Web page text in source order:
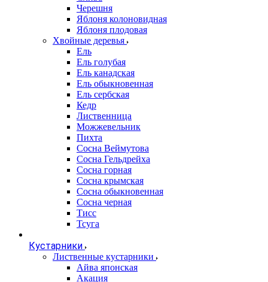
Черешня
Яблоня колоновидная
Яблоня плодовая
Хвойные деревья
Ель
Ель голубая
Ель канадская
Ель обыкновенная
Ель сербская
Кедр
Лиственница
Можжевельник
Пихта
Сосна Веймутова
Сосна Гельдрейха
Сосна горная
Сосна крымская
Сосна обыкновенная
Сосна черная
Тисс
Тсуга
Кустарники
Лиственные кустарники
Айва японская
Акация